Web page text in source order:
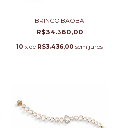
BRINCO BAOBÁ
R$34.360,00
10 x de R$3.436,00 sem juros